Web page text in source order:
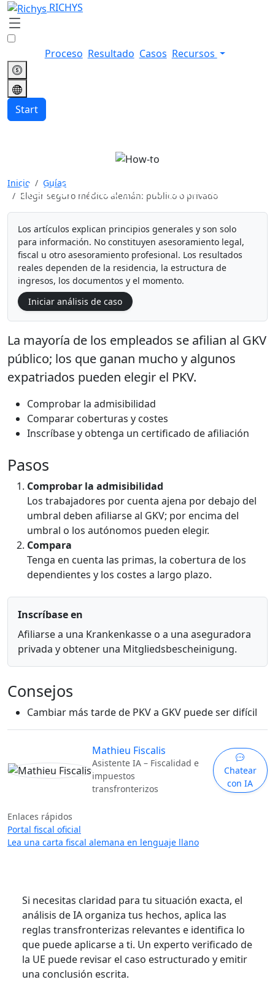
RICHYS
Proceso Resultado Casos Recursos
Start
Elegir seguro médico
alemán: público o privado
Inicio
Guías
Elegir seguro médico alemán: público o privado
Los artículos explican principios generales y son solo
para información. No constituyen asesoramiento legal,
fiscal u otro asesoramiento profesional. Los resultados
reales dependen de la residencia, la estructura de
ingresos, los documentos y el momento.
Iniciar análisis de caso
La mayoría de los empleados se afilian al GKV
público; los que ganan mucho y algunos
expatriados pueden elegir el PKV.
Comprobar la admisibilidad
Comparar coberturas y costes
Inscríbase y obtenga un certificado de afiliación
Pasos
Comprobar la admisibilidad
Los trabajadores por cuenta ajena por debajo del
umbral deben afiliarse al GKV; por encima del
umbral o los autónomos pueden elegir.
Compara
Tenga en cuenta las primas, la cobertura de los
dependientes y los costes a largo plazo.
Inscríbase en
Afiliarse a una Krankenkasse o a una aseguradora
privada y obtener una Mitgliedsbescheinigung.
Consejos
Cambiar más tarde de PKV a GKV puede ser difícil
Mathieu Fiscalis
Asistente IA – Fiscalidad e
impuestos
transfronterizos
Chatear
con IA
Enlaces rápidos
Portal fiscal oficial
Lea una carta fiscal alemana en lenguaje llano
Si necesitas claridad para tu situación exacta, el
análisis de IA organiza tus hechos, aplica las
reglas transfronterizas relevantes e identifica lo
que puede aplicarse a ti. Un experto verificado de
la UE puede revisar el caso estructurado y emitir
una conclusión escrita.